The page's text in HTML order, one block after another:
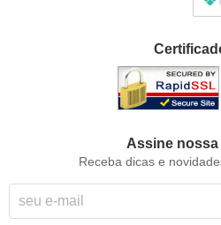
Assine nossa
Receba dicas e